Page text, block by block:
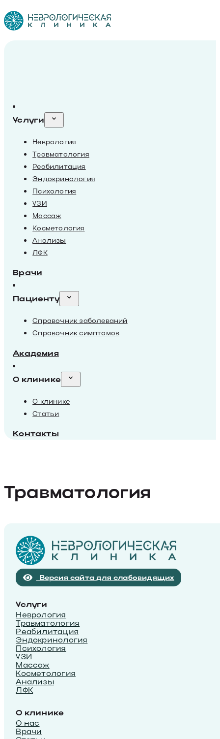
Услуги
Неврология
Травматология
Реабилитация
Эндокринология
Психология
УЗИ
Массаж
Косметология
Анализы
ЛФК
Врачи
Пациенту
Справочник заболеваний
Справочник симптомов
Академия
О клинике
О клинике
Статьи
Контакты
Травматология
Версия сайта для слабовидящих
Услуги
Неврология
Травматология
Реабилитация
Эндокринология
Психология
УЗИ
Массаж
Косметология
Анализы
ЛФК
О клинике
О нас
Врачи